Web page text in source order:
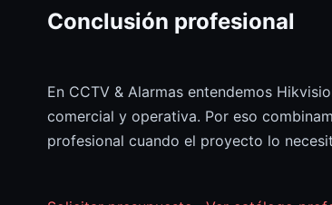
Conclusión profesional
En CCTV & Alarmas entendemos
comercial y operativa. Por eso
profesional cuando el proyecto lo